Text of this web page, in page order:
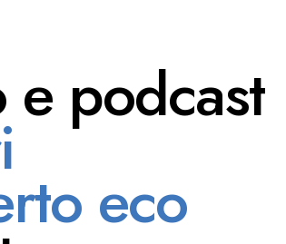
e podcast
eco
Bria